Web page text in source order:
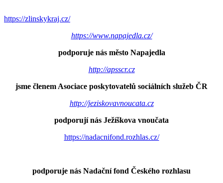
https://zlinskykraj.cz/
https://www.napajedla.cz/
podporuje nás město Napajedla
http://apsscr.cz
jsme členem Asociace poskytovatelů sociálních služeb ČR
http://jeziskovavnoucata.cz
podporují nás Ježíškova vnoučata
https://nadacnifond.rozhlas.cz/
podporuje nás Nadační fond Českého rozhlasu